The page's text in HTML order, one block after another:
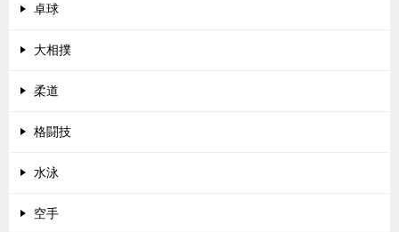
卓球
大相撲
柔道
格闘技
水泳
空手